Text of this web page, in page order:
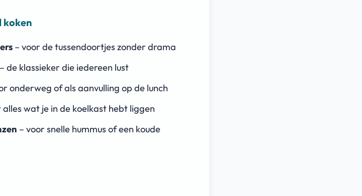
koken
– voor de tussendoortjes zonder drama
– de klassieker die iedereen lust
onderweg of als aanvulling op de lunch
wat je in de koelkast hebt liggen
– voor snelle hummus of een koude